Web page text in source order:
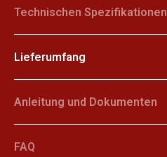
Technischen Spezifikationen
Lieferumfang
Anleitung und Dokumenten
FAQ